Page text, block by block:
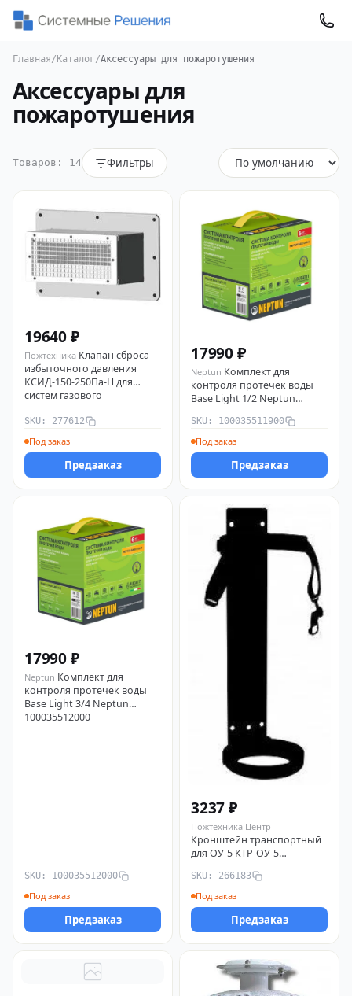
Главная/ Каталог/Аксессуары для пожаротушения
Аксессуары для
пожаротушения
Товаров: 14 Фильтры
19640 ₽
Пожтехника Клапан сброса
избыточного давления
КСИД-150-250Па-Н для
систем газового
Пожтехника 277612
SKU: 277612
Под заказ
Предзаказ
17990 ₽
Neptun Комплект для
контроля протечек воды
Base Light 1/2 Neptun
SKU: 100035511900
Под заказ
Предзаказ
17990 ₽
Neptun Комплект для
контроля протечек воды
Base Light 3/4 Neptun
100035512000
SKU: 100035512000
Под заказ
Предзаказ
3237 ₽
Пожтехника Центр
Кронштейн транспортный
для ОУ-5 КТР-ОУ-5
SKU: 266183
Под заказ
Предзаказ